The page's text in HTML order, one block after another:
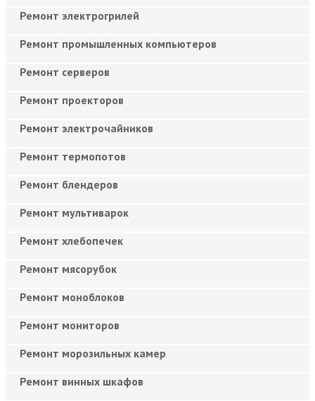
Ремонт электрогрилей
Ремонт промышленных компьютеров
Ремонт серверов
Ремонт проекторов
Ремонт электрочайников
Ремонт термопотов
Ремонт блендеров
Ремонт мультиварок
Ремонт хлебопечек
Ремонт мясорубок
Ремонт моноблоков
Ремонт мониторов
Ремонт морозильных камер
Ремонт винных шкафов